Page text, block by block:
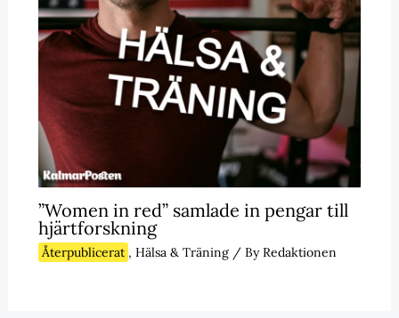
”Women in red” samlade in pengar till
hjärtforskning
Återpublicerat , Hälsa & Träning/ ByRedaktionen